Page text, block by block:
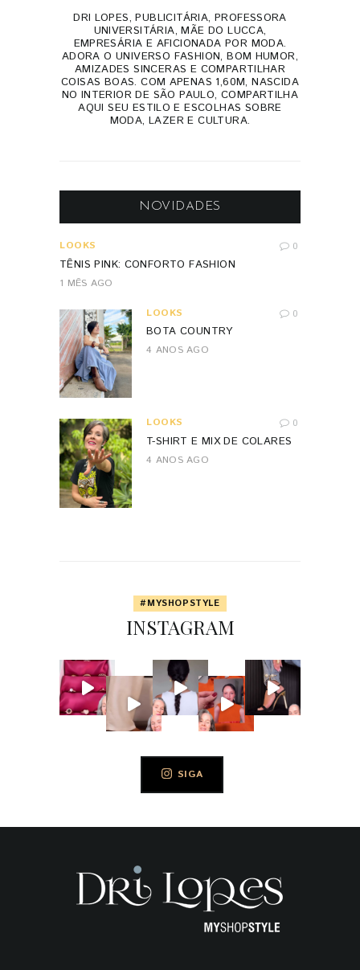
DRI LOPES, PUBLICITÁRIA, PROFESSORA
UNIVERSITÁRIA, MÃE DO LUCCA,
EMPRESÁRIA E AFICIONADA POR MODA.
ADORA O UNIVERSO FASHION, BOM HUMOR,
AMIZADES SINCERAS E COMPARTILHAR
COISAS BOAS. COM APENAS 1,60M, NASCIDA
NO INTERIOR DE SÃO PAULO, COMPARTILHA
AQUI SEU ESTILO E ESCOLHAS SOBRE
MODA, LAZER E CULTURA.
NOVIDADES
LOOKS 0
TÊNIS PINK: CONFORTO FASHION
1 MÊS AGO
LOOKS 0
BOTA COUNTRY
4 ANOS AGO
LOOKS 0
T-SHIRT E MIX DE COLARES
4 ANOS AGO
#MYSHOPSTYLE
INSTAGRAM
SIGA